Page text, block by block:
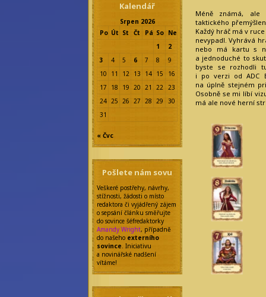
Kalendář
Srpen 2026
Po Út St Čt Pá So Ne
1
2
3
4 5 6 7 8
9
10
11 12 13 14 15
16
17
18 19 20 21 22 23
24 25 26 27 28 29
30
31
« Čvc
Pošlete nám sovu
Veškeré postřehy, návrhy,
stížnosti, žádosti o místo
redaktora či vyjádřený zájem
o sepsání článku směřujte
do sovince šéfredaktorky
Amandy Wright, případně
do našeho externího
sovince. Iniciativu
a novinářské nadšení
vítáme!
Méně známá,
taktického
Každý hráč má v
nevypadl. Vyhrává
nebo má kartu s
a jednoduché to
byste se rozhodli
i po verzi od ADC
na úplně stejném
Osobně se mi líbí
má ale nové herní